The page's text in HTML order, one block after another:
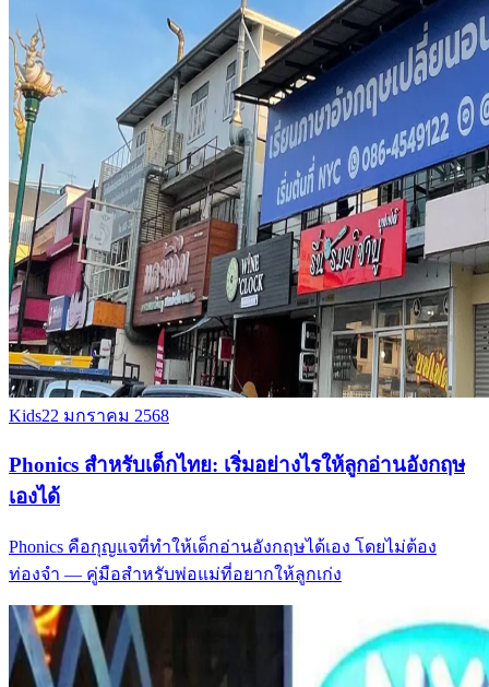
Kids22 มกราคม 2568
Phonics สำหรับเด็กไทย: เริ่มอย่างไรให้ลูกอ่านอังกฤษ
เองได้
Phonics คือกุญแจที่ทำให้เด็กอ่านอังกฤษได้เอง โดยไม่ต้อง
ท่องจำ — คู่มือสำหรับพ่อแม่ที่อยากให้ลูกเก่ง